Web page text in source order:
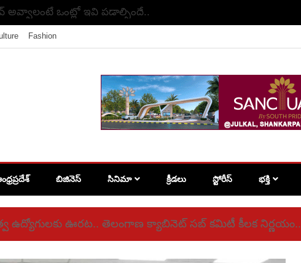
అవ్వాలంటే ఒంట్లో ఇవి పడాల్సిందే..
Fashion
బిజినెస్ సినిమా క్రీడలు స్టోరీస్ భక్తి
ఉద్యోగులకు ఊరట.. తెలంగాణ క్యాబినెట్ సబ్ కమిటీ కీలక నిర్ణయం..